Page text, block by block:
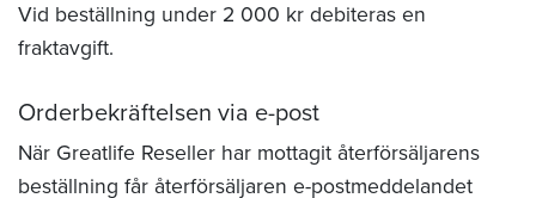
Vid beställning under 2 000 kr debiteras en
fraktavgift.
Orderbekräftelsen via e-post
När Greatlife Reseller har mottagit återförsäljarens
beställning får återförsäljaren e-postmeddelandet